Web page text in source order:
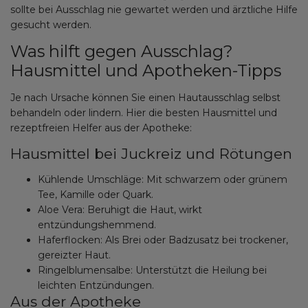
sollte bei Ausschlag nie gewartet werden und ärztliche Hilfe
gesucht werden.
Was hilft gegen Ausschlag?
Hausmittel und Apotheken-Tipps
Je nach Ursache können Sie einen Hautausschlag selbst
behandeln oder lindern. Hier die besten Hausmittel und
rezeptfreien Helfer aus der Apotheke:
Hausmittel bei Juckreiz und Rötungen
Kühlende Umschläge: Mit schwarzem oder grünem
Tee, Kamille oder Quark.
Aloe Vera: Beruhigt die Haut, wirkt
entzündungshemmend.
Haferflocken: Als Brei oder Badzusatz bei trockener,
gereizter Haut.
Ringelblumensalbe: Unterstützt die Heilung bei
leichten Entzündungen.
Aus der Apotheke